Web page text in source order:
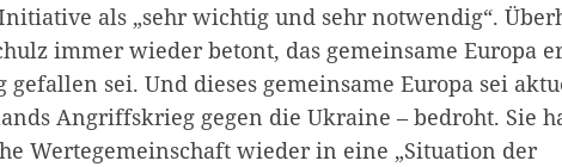
als „sehr wichtig und sehr notwendig“.
immer wieder betont, das gemeinsame Europa
gefallen sei. Und dieses gemeinsame Europa sei
Angriffskrieg gegen die Ukraine – bedroht. Sie
Wertegemeinschaft wieder in eine „Situation der